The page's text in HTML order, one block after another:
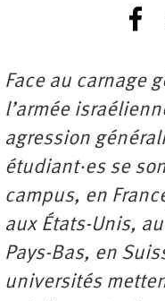
Face au carnage
l’armée
agression
étudiant·es se
campus, en
aux États-Unis,
Pays-Bas, en
universités